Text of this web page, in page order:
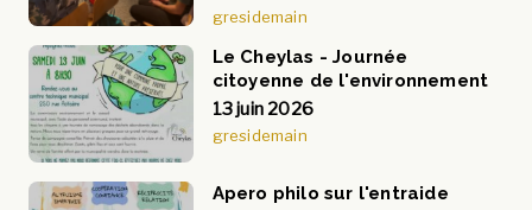
gresidemain
Le Cheylas - Journée
citoyenne de l'environnement
13 juin 2026
gresidemain
Apero philo sur l'entraide